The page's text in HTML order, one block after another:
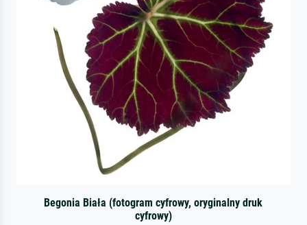
Begonia Biała (fotogram cyfrowy, oryginalny druk
cyfrowy)